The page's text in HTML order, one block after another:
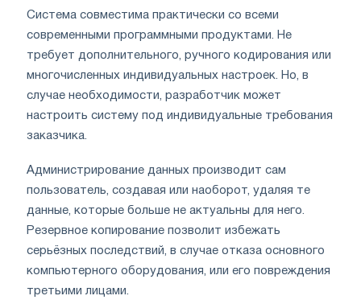
Система совместима практически со всеми
современными программными продуктами. Не
требует дополнительного, ручного кодирования или
многочисленных индивидуальных настроек. Но, в
случае необходимости, разработчик может
настроить систему под индивидуальные требования
заказчика.
Администрирование данных производит сам
пользователь, создавая или наоборот, удаляя те
данные, которые больше не актуальны для него.
Резервное копирование позволит избежать
серьёзных последствий, в случае отказа основного
компьютерного оборудования, или его повреждения
третьими лицами.